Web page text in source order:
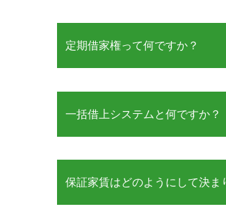
定期借家権って何ですか？
一括借上システムと何ですか？
保証家賃はどのようにして決ま